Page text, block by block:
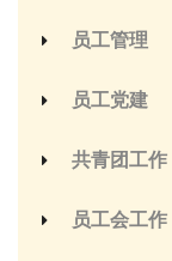
员工管理
员工党建
共青团工作
员工会工作